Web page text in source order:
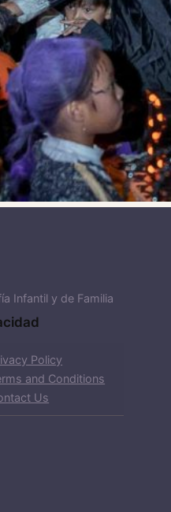
Infantil y de Familia
Policy
and Conditions
Us